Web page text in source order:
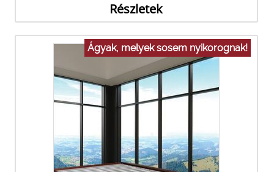
Részletek
Ágyak, melyek sosem nyikorognak!